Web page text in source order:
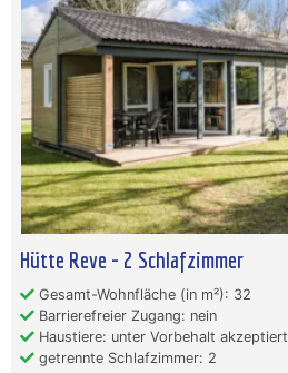
Hütte Reve - 2 Schlafzimmer
Gesamt-Wohnfläche (in m²): 32
Barrierefreier Zugang: nein
Haustiere: unter Vorbehalt akzeptiert
getrennte Schlafzimmer: 2